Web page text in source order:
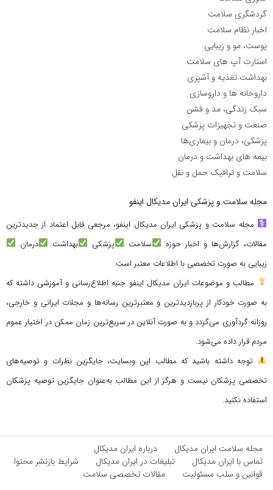
گردشگری سلامت
اخبار نظام سلامت
پوست، مو و زیبایی
استارت آپ های سلامت
بهداشت تغذیه و آشپزی
داروخانه ها و داروسازی
سبک زندگی، مد و فشن
صنعت و تجهیزات پزشکی
پزشکی، درمان و بیماری‌ها
بیمه های بهداشت و درمان
سلامت و ترافیک حمل و نقل
مجله سلامت و پزشکی ایران مدیکال اینفو
مجله سلامت و پزشکی ایران مدیکال اینفو، مرجعی قابل اعتماد از جدیدترین
مقالات، گزارش‌ها و اخبار حوزه
سلامت پزشکی بهداشت
درمان
زیبایی به صورت تخصصی با اطلاعات معتبر است.
مطالب و موضوعات ایران مدیکال اینفو جنبه اطلاع‌رسانی و آموزشی داشته که
به صورت خودکار از پربازدیدترین و معتبرترین رسانه‌ها و مجلات ایرانی و خارجی،
روزانه گردآوری می‌گردد و به صورت آنلاین در سریع‌ترین زمان ممکن در اختیار عموم
مردم قرار داده می‌شود.
توجه داشته باشید که مطالب این وبسایت، جایگزین نظرات و توصیه‌های
تخصصی پزشکان نیست و هرگز از این مطالب به‌عنوان جایگزین توصیه پزشکان
استفاده نکنید.
مجله سلامت ایران مدیکال
درباره ایران مدیکال
تماس با ایران مدیکال
تبلیغات در ایران مدیکال
شرایط بازنشر محتوا
قوانین و سلب مسئولیت
مقالات تخصصی سلامت